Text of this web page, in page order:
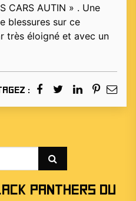
CARS AUTIN » . Une
blessures sur ce
très éloigné et avec un
:
Panthers du